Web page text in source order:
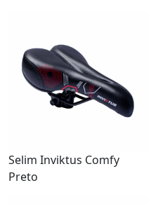
Selim Inviktus Comfy
Preto